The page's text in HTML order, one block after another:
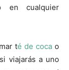
en cualquier
té de coca o
viajarás a uno